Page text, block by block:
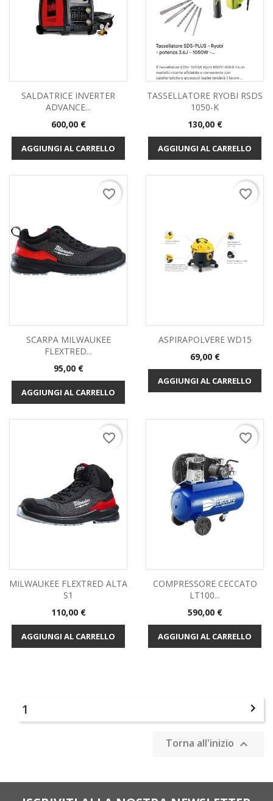
SALDATRICE INVERTER
ADVANCE...
Prezzo
600,00 €
AGGIUNGI AL CARRELLO
TASSELLATORE RYOBI RSDS
1050-K
Prezzo
130,00 €
AGGIUNGI AL CARRELLO
SCARPA MILWAUKEE
FLEXTRED...
Prezzo
95,00 €
AGGIUNGI AL CARRELLO
favorite_border
ASPIRAPOLVERE WD15
Prezzo
69,00 €
AGGIUNGI AL CARRELLO
favorite_border
MILWAUKEE FLEXTRED ALTA
S1
Prezzo
110,00 €
AGGIUNGI AL CARRELLO
favorite_border
COMPRESSORE CECCATO
LT100...
Prezzo
590,00 €
AGGIUNGI AL CARRELLO
favorite_border
1 
Torna all'inizio 